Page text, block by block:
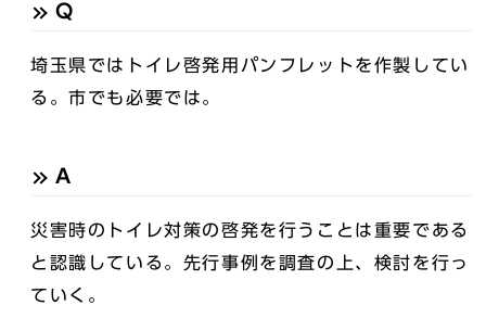
Q
埼玉県ではトイレ啓発用パンフレットを作製してい
る。市でも必要では。
A
災害時のトイレ対策の啓発を行うことは重要である
と認識している。先行事例を調査の上、検討を行っ
ていく。